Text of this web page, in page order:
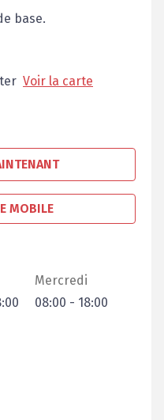
base.
Voir la carte
MOBILE
Mercredi
08:00 - 18:00